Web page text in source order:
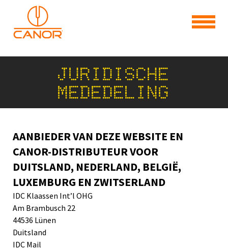
JURIDISCHE
MEDEDELING
AANBIEDER VAN DEZE WEBSITE EN
CANOR-DISTRIBUTEUR VOOR
DUITSLAND, NEDERLAND, BELGIË,
LUXEMBURG EN ZWITSERLAND
IDC Klaassen Int’l OHG
Am Brambusch 22
44536 Lünen
Duitsland
IDC Mail